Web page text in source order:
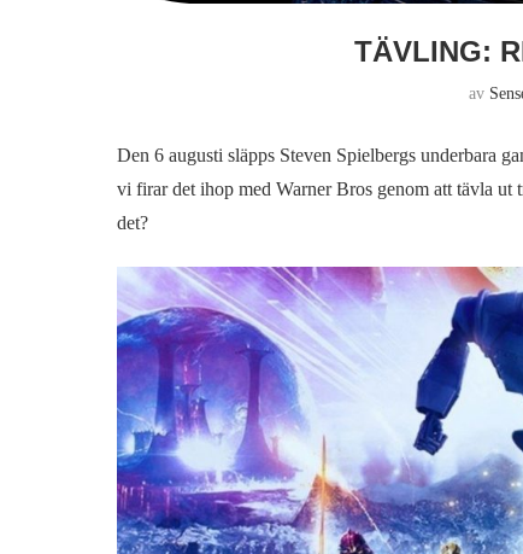
TÄVLING:
av
Den 6 augusti släpps Steven Spielbergs underbara
vi firar det ihop med Warner Bros genom att tävla
det?